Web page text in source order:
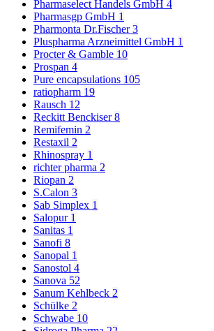
Pharmaselect Handels GmbH 4
Pharmasgp GmbH 1
Pharmonta Dr.Fischer3
Pluspharma Arzneimittel GmbH 1
Procter & Gamble 10
Prospan 4
Pure encapsulations 105
ratiopharm 19
Rausch 12
Reckitt Benckiser8
Remifemin 2
Restaxil 2
Rhinospray 1
richter pharma 2
Riopan 2
S.Calon 3
Sab Simplex 1
Salopur 1
Sanitas 1
Sanofi 8
Sanopal 1
Sanostol 4
Sanova 52
Sanum Kehlbeck 2
Schülke 2
Schwabe 10